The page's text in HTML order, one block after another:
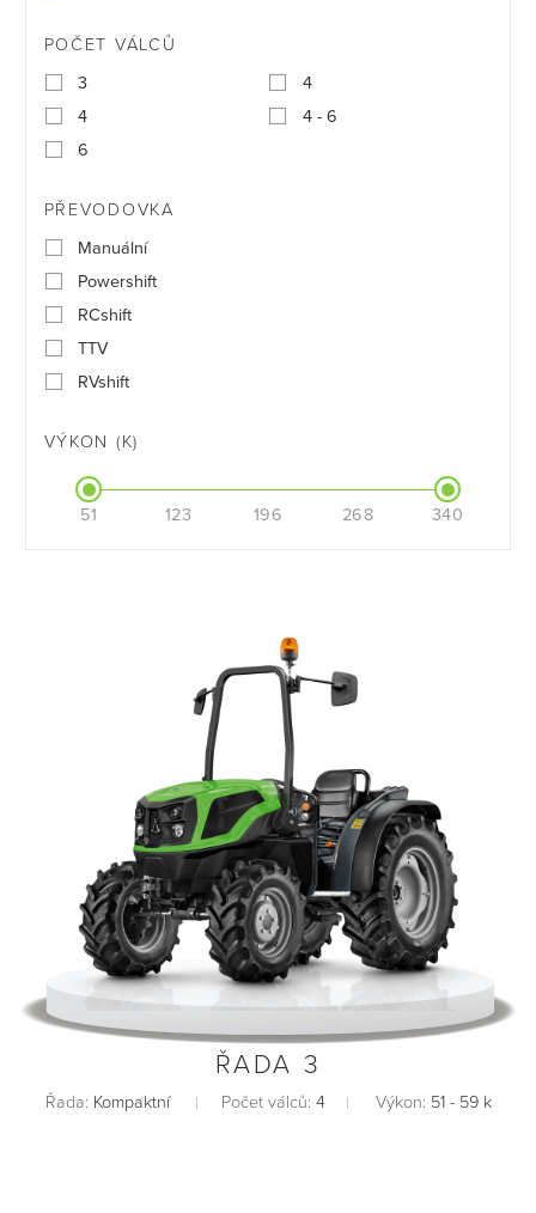
POČET VÁLCŮ
3
4
4
4 - 6
6
PŘEVODOVKA
Manuální
Powershift
RCshift
TTV
RVshift
VÝKON (K)
51 123 196 268 340
ŘADA 3
Řada: Kompaktní Počet válců: 4 Výkon: 51 - 59 k